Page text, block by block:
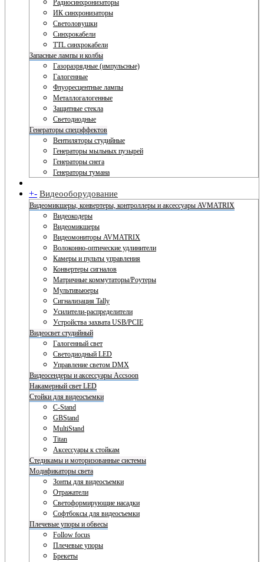
Радиосинхронизаторы
ИК синхронизаторы
Светоловушки
Синхрокабели
TTL синхрокабели
Запасные лампы и колбы
Газоразрядные (импульсные)
Галогенные
Флуоресцентные лампы
Металлогалогенные
Защитные стекла
Светодиодные
Генераторы спецэффектов
Вентиляторы студийные
Генераторы мыльных пузырей
Генераторы снега
Генераторы тумана
+- Видеооборудование
Видеомикшеры, конвертеры, контроллеры и аксессуары AVMATRIX
Видеокодеры
Видеомикшеры
Видеомониторы AVMATRIX
Волоконно-оптические удлинители
Камеры и пульты управления
Конвертеры сигналов
Матричные коммутаторы/Роутеры
Мультивьюеры
Сигнализация Tally
Усилители-распределители
Устройства захвата USB/PCIE
Видеосвет студийный
Галогенный свет
Светодиодный LED
Управление светом DMX
Видеосендеры и аксессуары Accsoon
Накамерный свет LED
Стойки для видеосъемки
C-Stand
GBStand
MultiStand
Titan
Аксессуары к стойкам
Стедикамы и моторизованные системы
Модификаторы света
Зонты для видеосъемки
Отражатели
Светоформирующие насадки
Софтбоксы для видеосъемки
Плечевые упоры и обвесы
Follow focus
Плечевые упоры
Брекеты